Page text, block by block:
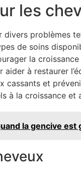
les
problèmes
de soins
la croissance
à restaurer
et
à la croissance et
la gencive est